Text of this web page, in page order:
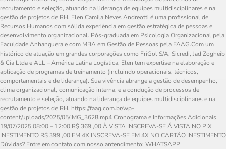
recrutamento e seleção, atuando na liderança de equipes multidisciplinares e na
gestão de projetos de RH. Elen Camila Neves Andreotti é uma profissional de
Recursos Humanos com sólida experiência em gestão estratégica de pessoas e
desenvolvimento organizacional. Pós-graduada em Psicologia Organizacional pela
Faculdade Anhanguera e com MBA em Gestão de Pessoas pela FAAG.Com um
histórico de atuação em grandes corporações como FriGol S/A, Sicredi, Jad Zogheib
& Cia Ltda e ALL – América Latina Logística, Elen tem expertise na elaboração e
aplicação de programas de treinamento (incluindo operacionais, técnicos,
comportamentais e de liderança). Sua vivência abrange a gestão de desempenho,
clima organizacional, comunicação interna, e a condução de processos de
recrutamento e seleção, atuando na liderança de equipes multidisciplinares e na
gestão de projetos de RH. https://faag.com.br/wp-
content/uploads/2025/05/IMG_3628.mp4 Cronograma e Informações Adicionais
19/07/2025 08:00 – 12:00 R$ 369 ,00 À VISTA INSCREVA-SE Á VISTA NO PIX
INESTIMENTO R$ 399 ,00 EM 4X INSCREVA-SE EM 4X NO CARTÃO INESTIMENTO
Dúvidas? Entre em contato com nosso antendimento: WHATSAPP